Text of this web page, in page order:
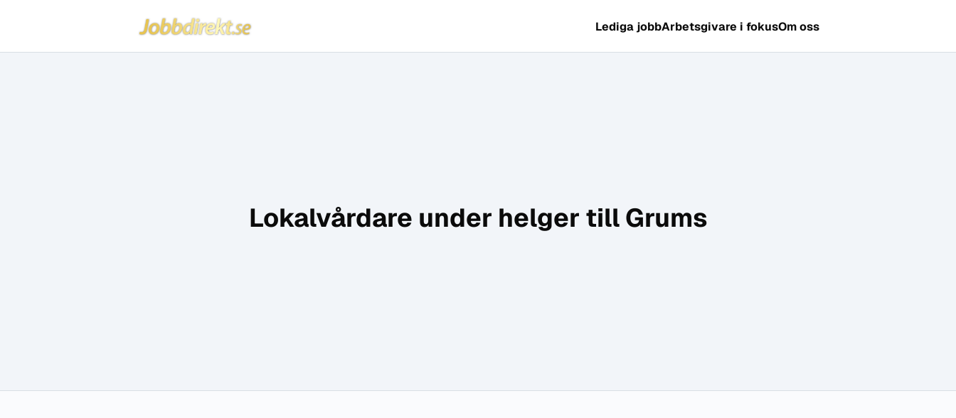
Hoppa till innehåll
Jobbdirekt Lediga jobbArbetsgivare i fokusOm oss
Lokalvårdare under helger till Grums